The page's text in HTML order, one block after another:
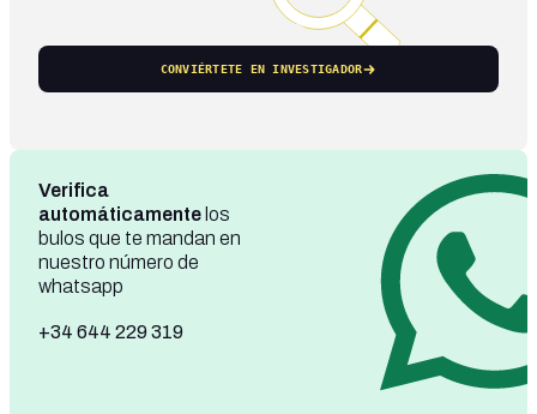
CONVIÉRTETE EN INVESTIGADOR
Verifica
automáticamente los
bulos que te mandan en
nuestro número de
whatsapp
+34 644 229 319